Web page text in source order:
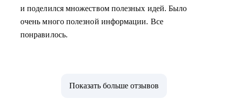
и поделился множеством полезных идей. Было
очень много полезной информации. Все
понравилось.
Показать больше отзывов